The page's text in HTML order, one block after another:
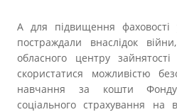
А для підвищення
постраждали внаслідок
обласного центру
скористатися можливістю
навчання за кошти Фонду
соціального страхування на